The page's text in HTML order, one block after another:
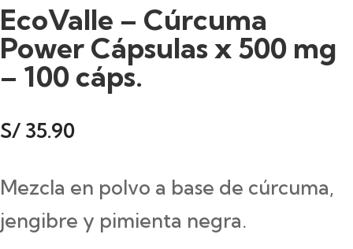
EcoValle – Cúrcuma
Power Cápsulas x 500 mg
– 100 cáps.
S/ 35.90
Mezcla en polvo a base de cúrcuma,
jengibre y pimienta negra.